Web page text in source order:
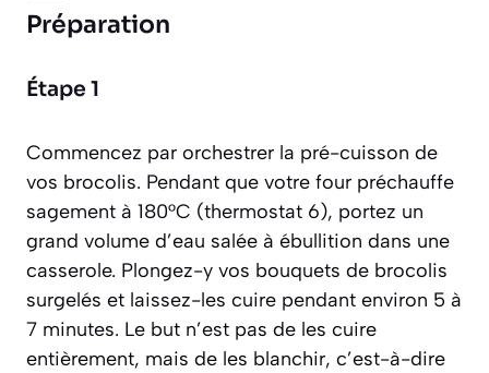
Préparation
Étape 1
Commencez par orchestrer la pré-cuisson de
vos brocolis. Pendant que votre four préchauffe
sagement à 180°C (thermostat 6), portez un
grand volume d’eau salée à ébullition dans une
casserole. Plongez-y vos bouquets de brocolis
surgelés et laissez-les cuire pendant environ 5 à
7 minutes. Le but n’est pas de les cuire
entièrement, mais de les blanchir, c’est-à-dire